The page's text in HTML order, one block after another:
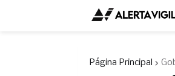
Página Principal